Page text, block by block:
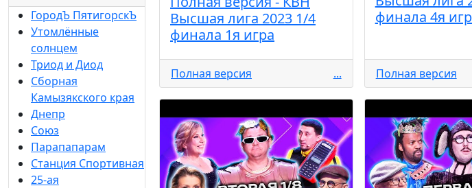
ГородЪ ПятигорскЪ
Утомлённые
солнцем
Триод и Диод
Сборная
Камызякского края
Днепр
Союз
Парапапарам
Станция Спортивная
25-ая
Высшая лига 2023 1/4
финала 1я игра
Полная версия ...
финала 4я
Полная версия